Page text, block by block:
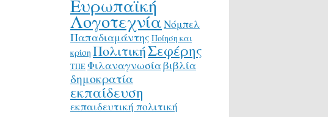
Ευρωπαϊκή
ΛογοτεχνίαΝόμπελ
Παπαδιαμάντης Ποίηση και
κρίση ΠολιτικήΣεφέρης
ΤΠΕΦιλαναγνωσίαβιβλία
δημοκρατία
εκπαίδευση
εκπαιδευτική πολιτική